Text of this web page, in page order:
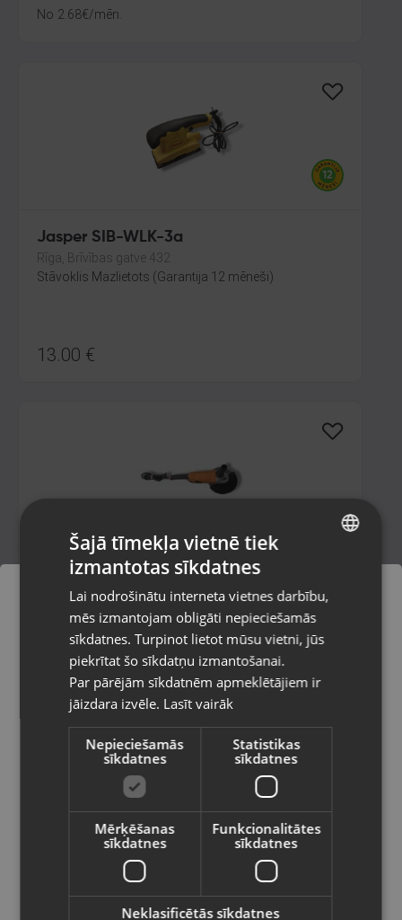
No 2.68€/mēn.
Jasper SIB-WLK-3a
Rīga, Brīvības gatve 432
Stāvoklis Mazlietots (Garantija 12 mēneši)
13.00 €
Okko S1M-KZ31-230
Liepāja, Krūmu iela 32
Stāvoklis Lietots (Garantija 6 mēneši)
45.00€
Pasūtījumi tiks piegādāti uz
izvēlēto valsti
Vietnes saturs būs attēlots izvēlētajā
valodā
Valsts
Latviešu / Latvian
RUSSIAN
Šajā tīmekļa vietnē tiek
izmantotas sīkdatnes
Lai nodrošinātu interneta vietnes darbību,
mēs izmantojam obligāti nepieciešamās
sīkdatnes. Turpinot lietot mūsu vietni, jūs
piekrītat šo sīkdatņu izmantošanai.
Par pārējām sīkdatnēm apmeklētājiem ir
jāizdara izvēle. Lasīt vairāk
Nepieciešamās
sīkdatnes
Statistikas
sīkdatnes
Mērķēšanas
sīkdatnes
Funkcionalitātes
sīkdatnes
Neklasificētās sīkdatnes